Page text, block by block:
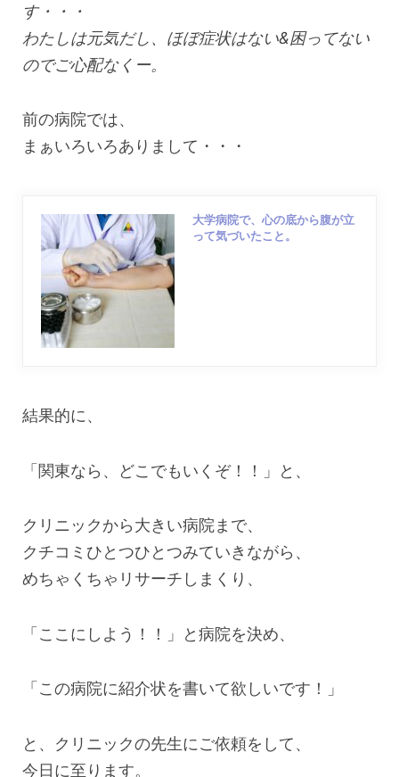
す・・・
わたしは元気だし、ほぼ症状はない&困ってない
のでご心配なくー。
前の病院では、
まぁいろいろありまして・・・
大学病院で、心の底から腹が立
って気づいたこと。
結果的に、
「関東なら、どこでもいくぞ！！」と、
クリニックから大きい病院まで、
クチコミひとつひとつみていきながら、
めちゃくちゃリサーチしまくり、
「ここにしよう！！」と病院を決め、
「この病院に紹介状を書いて欲しいです！」
と、クリニックの先生にご依頼をして、
今日に至ります。